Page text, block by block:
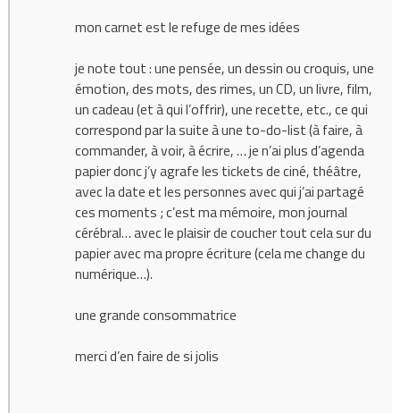
mon carnet est le refuge de mes idées
je note tout : une pensée, un dessin ou croquis, une
émotion, des mots, des rimes, un CD, un livre, film,
un cadeau (et à qui l’offrir), une recette, etc., ce qui
correspond par la suite à une to-do-list (à faire, à
commander, à voir, à écrire, … je n’ai plus d’agenda
papier donc j’y agrafe les tickets de ciné, théâtre,
avec la date et les personnes avec qui j’ai partagé
ces moments ; c’est ma mémoire, mon journal
cérébral… avec le plaisir de coucher tout cela sur du
papier avec ma propre écriture (cela me change du
numérique…).
une grande consommatrice
merci d’en faire de si jolis